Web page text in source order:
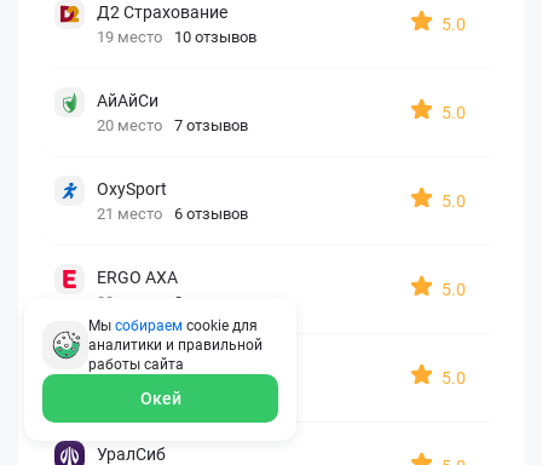
Д2 Страхование
19 место 10 отзывов
5.0
АйАйСи
20 место 7 отзывов
5.0
OxySport
21 место 6 отзывов
5.0
ERGO AXA
22 место 2 отзыва
5.0
Oxy Travel Premium
23 место 1 отзыв
5.0
УралСиб
Мы собираем cookie для
аналитики и правильной
работы сайта
Окей